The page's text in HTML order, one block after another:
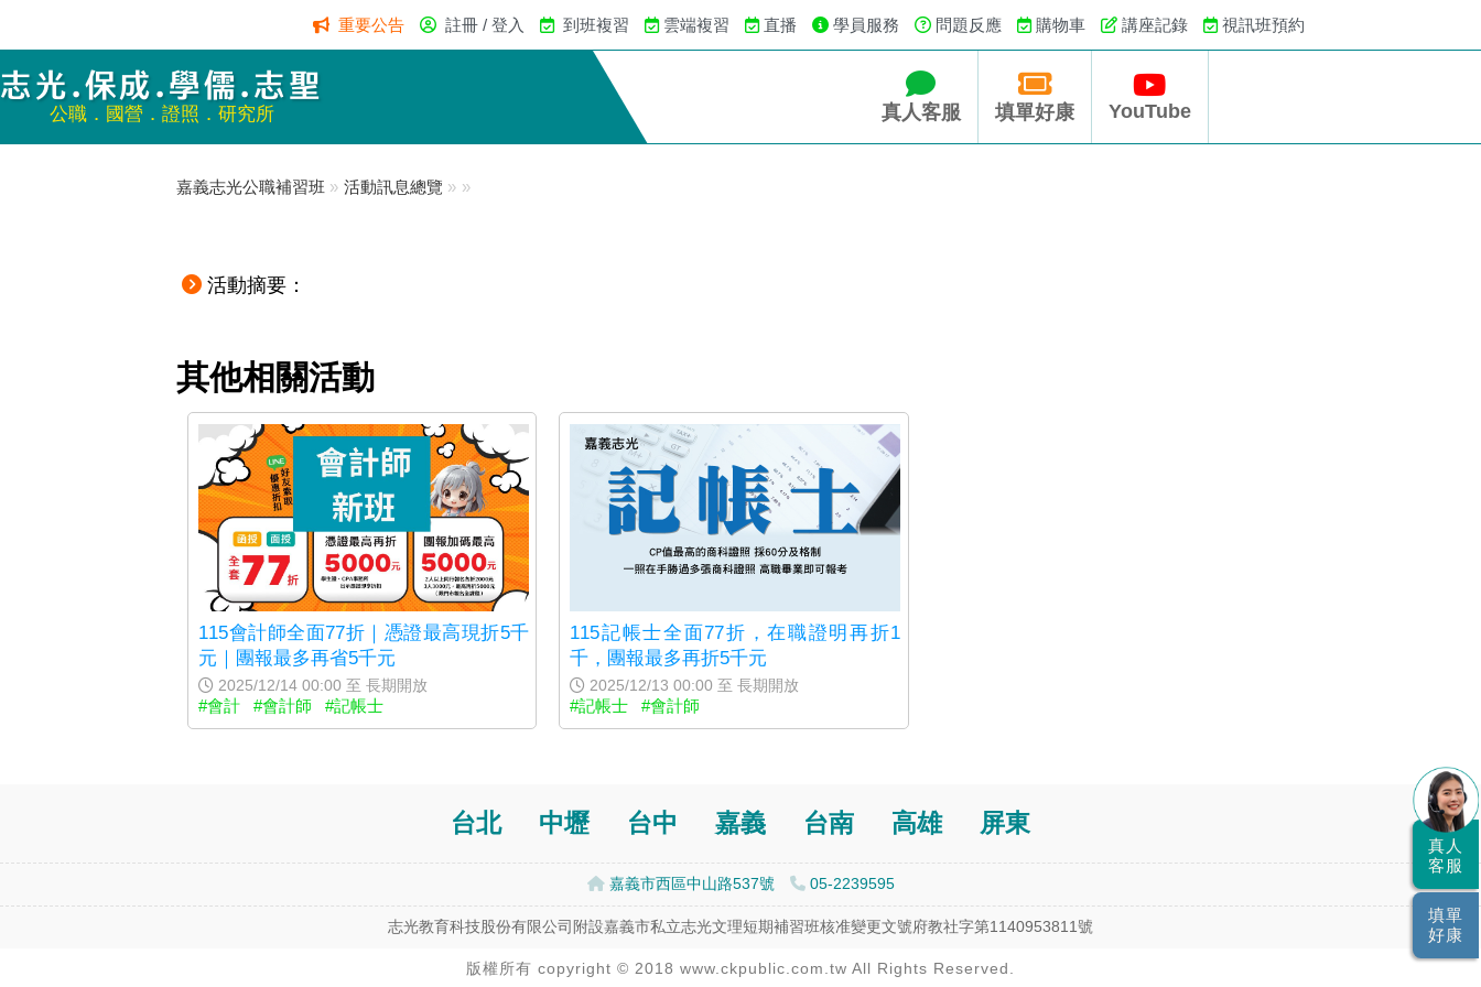
重要公告 註冊 / 登入 到班複習 雲端複習 直播 學員服務 問題反應 購物車 講座記錄 視訊班預約
志光.保成.學儒.志聖
公職．國營．證照．研究所 真人客服 填單好康 YouTube
真人
客服
填單
好康
嘉義志光公職補習班 » 活動訊息總覽 » »
活動摘要：
其他相關活動
115會計師全面77折｜憑證最高現折5千
元｜團報最多再省5千元
2025/12/14 00:00 至 長期開放
#會計 #會計師 #記帳士
115記帳士全面77折，在職證明再折1
千，團報最多再折5千元
2025/12/13 00:00 至 長期開放
#記帳士 #會計師
台北 中壢 台中 嘉義 台南 高雄 屏東
嘉義市西區中山路537號 05-2239595
志光教育科技股份有限公司附設嘉義市私立志光文理短期補習班核准變更文號府教社字第1140953811號
版權所有 copyright © 2018 www.ckpublic.com.tw All Rights Reserved.